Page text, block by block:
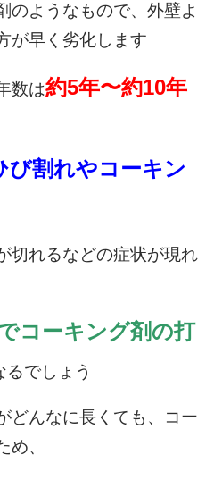
のようなもので、外壁よ
が早く劣化します
数は約5年〜約10年
び割れやコーキン
切れるなどの症状が現れ
コーキング剤の打
るでしょう
どんなに長くても、コー
め、